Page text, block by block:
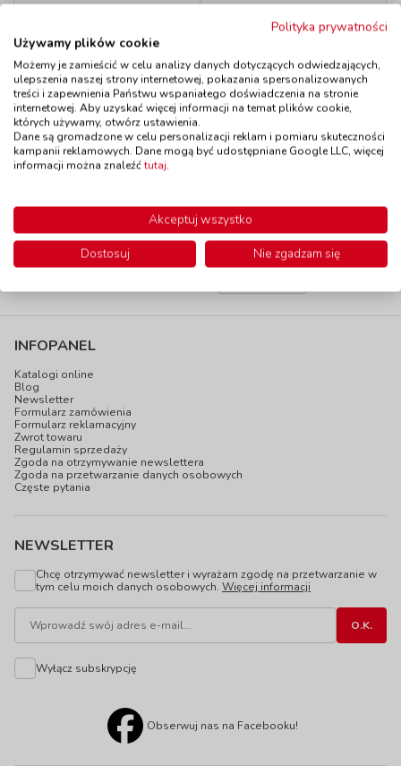
Maski - Stary
Donald farmę miał
kod: EQ4011
INFOPANEL
Katalogi online
Blog
Newsletter
Formularz zamówienia
Formularz reklamacyjny
Zwrot towaru
Regulamin sprzedaży
Zgoda na otrzymywanie newslettera
Zgoda na przetwarzanie danych osobowych
Częste pytania
NEWSLETTER
Chcę otrzymywać newsletter i wyrażam zgodę na przetwarzanie w
tym celu moich danych osobowych. Więcej informacji
Wyłącz subskrypcję
Obserwuj nas na Facebooku!
Polityka prywatności
Używamy plików cookie
Możemy je zamieścić w celu analizy danych dotyczących odwiedzających,
ulepszenia naszej strony internetowej, pokazania spersonalizowanych
treści i zapewnienia Państwu wspaniałego doświadczenia na stronie
internetowej. Aby uzyskać więcej informacji na temat plików cookie,
których używamy, otwórz ustawienia.
Dane są gromadzone w celu personalizacji reklam i pomiaru skuteczności
kampanii reklamowych. Dane mogą być udostępniane Google LLC, więcej
informacji można znaleźćtutaj.
Akceptuj wszystko
Dostosuj
Nie zgadzam się